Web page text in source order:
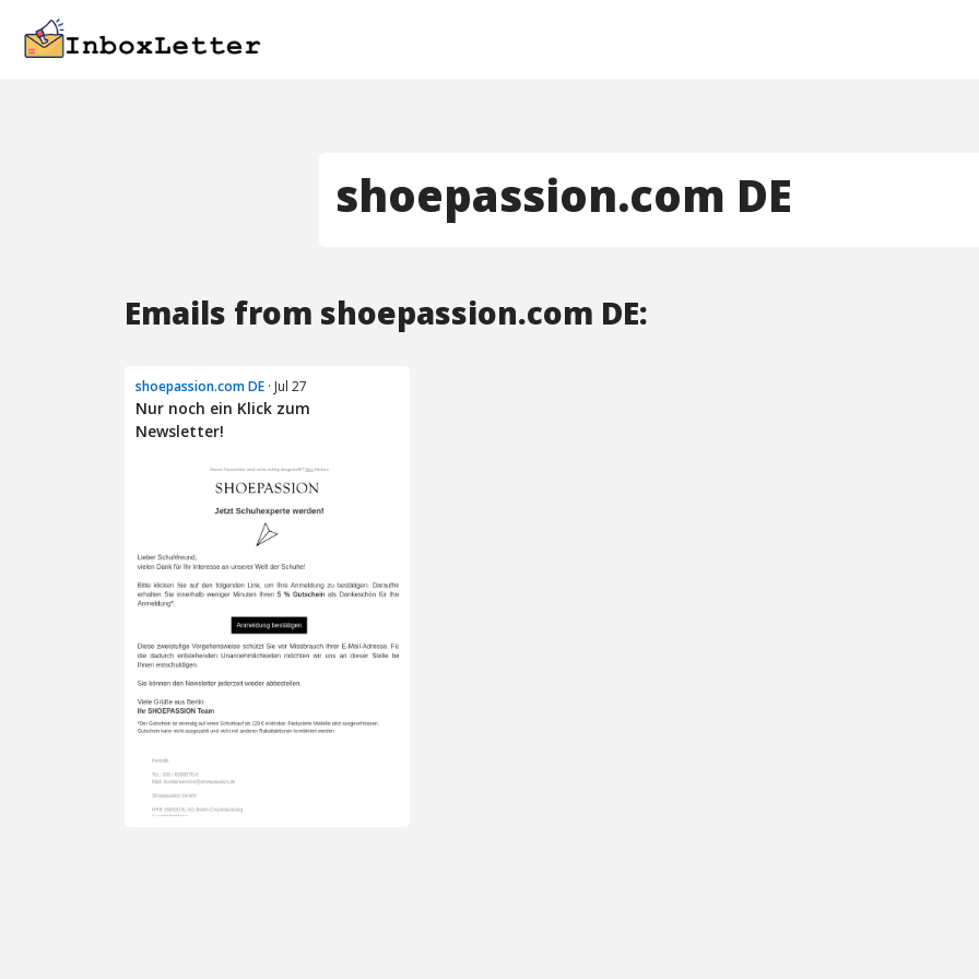
shoepassion.com DE
Emails from shoepassion.com DE:
shoepassion.com DE · Jul 27
Nur noch ein Klick zum
Newsletter!